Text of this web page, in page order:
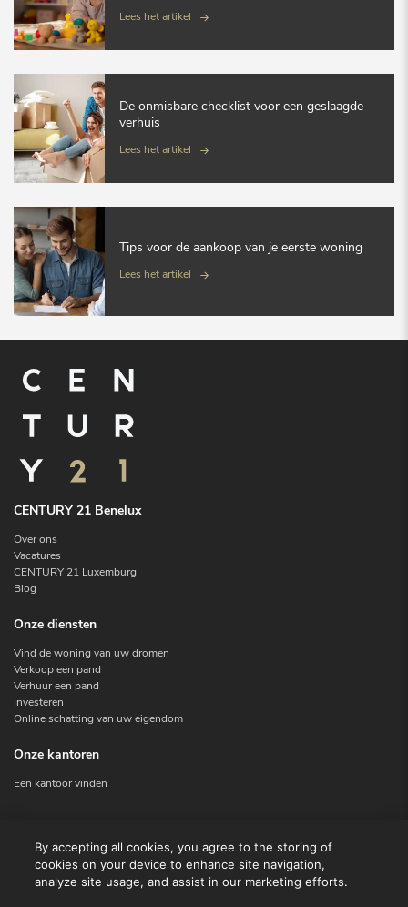
Lees het artikel
De onmisbare checklist voor een geslaagde
verhuis
Lees het artikel
Tips voor de aankoop van je eerste woning
Lees het artikel
CENTURY 21 Benelux
Over ons
Vacatures
CENTURY 21 Luxemburg
Blog
Onze diensten
Vind de woning van uw dromen
Verkoop een pand
Verhuur een pand
Investeren
Online schatting van uw eigendom
Onze kantoren
Een kantoor vinden
Contact
Facebook
By accepting all cookies, you agree to the storing of
cookies on your device to enhance site navigation,
analyze site usage, and assist in our marketing efforts.